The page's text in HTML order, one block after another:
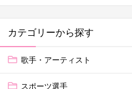
カテゴリーから探す
歌手・アーティスト
スポーツ選手